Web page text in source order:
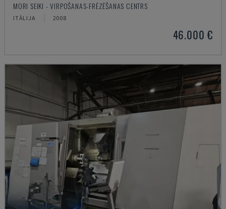
MORI SEIKI - VIRPOŠANAS-FRĒZĒŠANAS CENTRS
ITĀLIJA 2008
46.000 €